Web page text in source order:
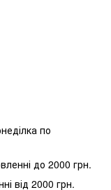
по
до 2000 грн.
від 2000 грн.